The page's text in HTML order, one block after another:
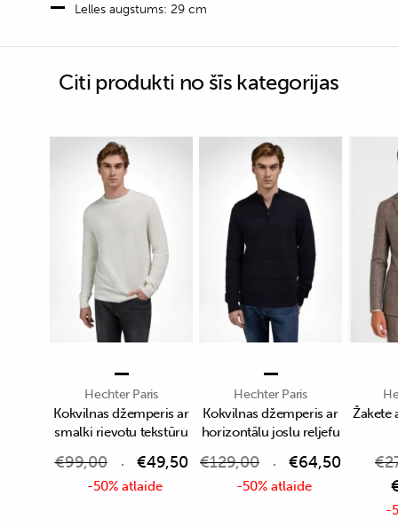
Lelles augstums: 29 cm
Citi produkti no šīs kategorijas
Hechter Paris
Kokvilnas džemperis ar
smalki rievotu tekstūru
€99,00 €49,50
-50% atlaide
Hechter Paris
Kokvilnas džemperis ar
horizontālu joslu reljefu
€129,00 €64,50
-50% atlaide
Žakete
€
-